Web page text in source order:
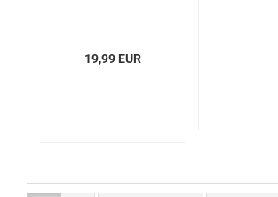
19,99 EUR